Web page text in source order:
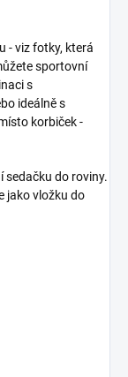
- viz fotky, která
sportovní
s
ideálně s
korbiček -
sedačku do roviny.
jako vložku do